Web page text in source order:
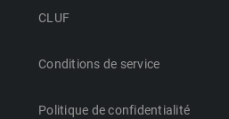
CLUF
Conditions de service
Politique de confidentialité